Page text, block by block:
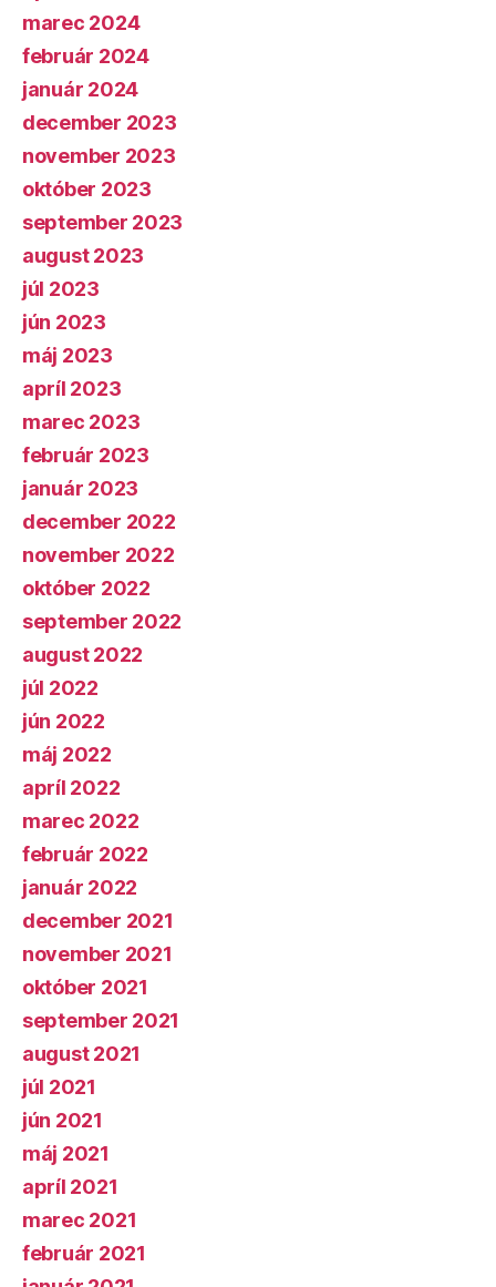
marec 2024
február 2024
január 2024
december 2023
november 2023
október 2023
september 2023
august 2023
júl 2023
jún 2023
máj 2023
apríl 2023
marec 2023
február 2023
január 2023
december 2022
november 2022
október 2022
september 2022
august 2022
júl 2022
jún 2022
máj 2022
apríl 2022
marec 2022
február 2022
január 2022
december 2021
november 2021
október 2021
september 2021
august 2021
júl 2021
jún 2021
máj 2021
apríl 2021
marec 2021
február 2021